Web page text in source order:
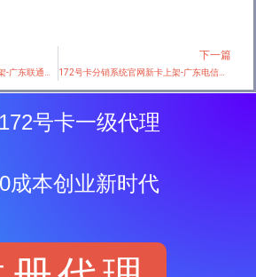
下一篇
172号卡分销系统官网新卡上架-广东电信省内卡新 【39元205G+100分钟】
号卡一级代理
成本创业新时代